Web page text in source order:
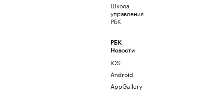
Школа
управления
РБК
РБК
Новости
iOS
Android
AppGallery